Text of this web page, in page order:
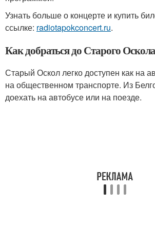
Узнать больше о концерте и купить
ссылке: radiotapokconcert.ru.
Как добраться до Старого
Старый Оскол легко доступен как на
на общественном транспорте. Из
доехать на автобусе или на поезде.